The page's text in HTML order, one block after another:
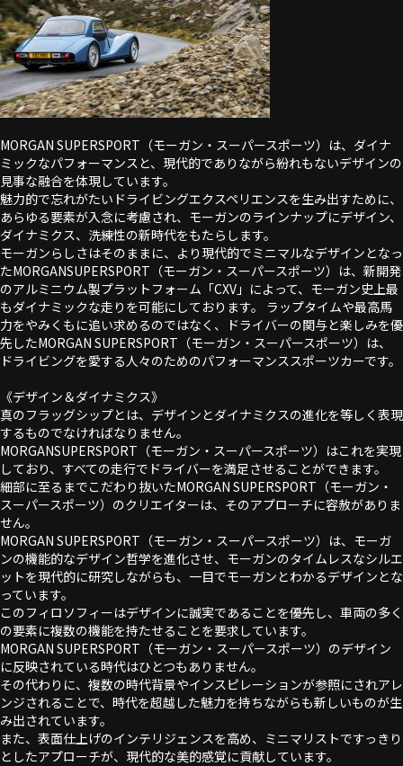
MORGAN SUPERSPORT（モーガン・スーパースポーツ）は、ダイナ
ミックなパフォーマンスと、現代的でありながら紛れもないデザインの
見事な融合を体現しています。
魅力的で忘れがたいドライビングエクスペリエンスを生み出すために、
あらゆる要素が入念に考慮され、モーガンのラインナップにデザイン、
ダイナミクス、洗練性の新時代をもたらします。
モーガンらしさはそのままに、より現代的でミニマルなデザインとなっ
たMORGANSUPERSPORT（モーガン・スーパースポーツ）は、新開発
のアルミニウム製プラットフォーム「CXV」によって、モーガン史上最
もダイナミックな走りを可能にしております。 ラップタイムや最高馬
力をやみくもに追い求めるのではなく、ドライバーの関与と楽しみを優
先したMORGAN SUPERSPORT（モーガン・スーパースポーツ）は、
ドライビングを愛する人々のためのパフォーマンススポーツカーです。
《デザイン＆ダイナミクス》
真のフラッグシップとは、デザインとダイナミクスの進化を等しく表現
するものでなければなりません。
MORGANSUPERSPORT（モーガン・スーパースポーツ）はこれを実現
しており、すべての走行でドライバーを満足させることができます。
細部に至るまでこだわり抜いたMORGAN SUPERSPORT（モーガン・
スーパースポーツ）のクリエイターは、そのアプローチに容赦がありま
せん。
MORGAN SUPERSPORT（モーガン・スーパースポーツ）は、モーガ
ンの機能的なデザイン哲学を進化させ、モーガンのタイムレスなシルエ
ットを現代的に研究しながらも、一目でモーガンとわかるデザインとな
っています。
このフィロソフィーはデザインに誠実であることを優先し、車両の多く
の要素に複数の機能を持たせることを要求しています。
MORGAN SUPERSPORT（モーガン・スーパースポーツ）のデザイン
に反映されている時代はひとつもありません。
その代わりに、複数の時代背景やインスピレーションが参照にされアレ
ンジされることで、時代を超越した魅力を持ちながらも新しいものが生
み出されています。
また、表面仕上げのインテリジェンスを高め、ミニマリストですっきり
としたアプローチが、現代的な美的感覚に貢献しています。